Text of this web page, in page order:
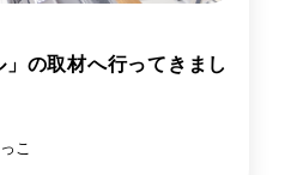
の取材へ行ってきまし
こ